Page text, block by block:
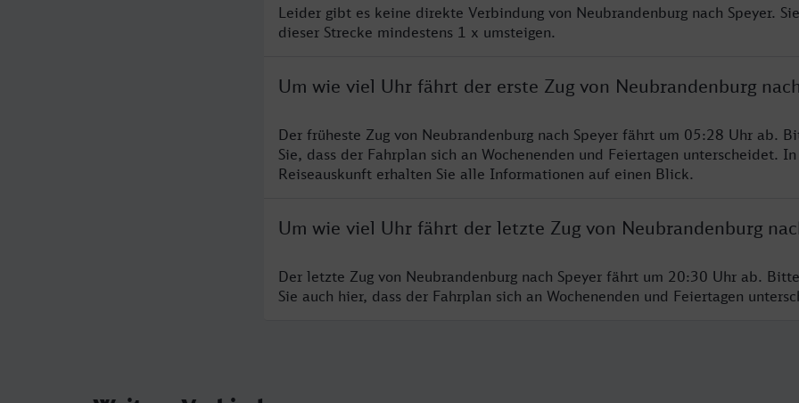
Leider gibt es keine direkte Verbindung von Neubrandenburg nach Speyer.
dieser Strecke mindestens 1 x umsteigen.
Um wie viel Uhr fährt der erste Zug von Neubrandenburg
Der früheste Zug von Neubrandenburg nach Speyer fährt um 05:28 Uhr ab.
Sie, dass der Fahrplan sich an Wochenenden und Feiertagen unterscheidet.
Reiseauskunft erhalten Sie alle Informationen auf einen Blick.
Um wie viel Uhr fährt der letzte Zug von Neubrandenburg
Der letzte Zug von Neubrandenburg nach Speyer fährt um 20:30 Uhr ab.
Sie auch hier, dass der Fahrplan sich an Wochenenden und Feiertagen